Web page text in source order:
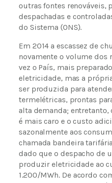
outras fontes renováveis,
despachadas e
do Sistema (ONS).
Em 2014 a escassez de
novamente o volume dos
vez o País, mais
eletricidade, mas a
ser produzida para
termelétricas, prontas
alta demanda;
é mais caro e o custo
sazonalmente aos
chamada bandeira
dado que o despacho de
produzir eletricidade ao
1.200/MWh. De acordo